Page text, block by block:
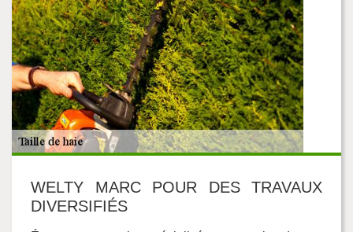
WELTY MARC POUR DES TRAVAUX
DIVERSIFIÉS